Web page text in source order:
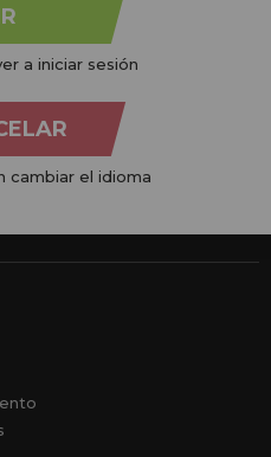
e profissional. Temos preços
à sua disposição.
das 09:00 às 14:00.
13:00.
a iniciar sesión
cambiar el idioma